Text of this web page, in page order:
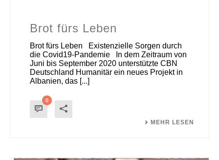
Brot fürs Leben
Brot fürs Leben Existenzielle Sorgen durch
die Covid19-Pandemie In dem Zeitraum von
Juni bis September 2020 unterstützte CBN
Deutschland Humanitär ein neues Projekt in
Albanien, das [...]
0
MEHR LESEN